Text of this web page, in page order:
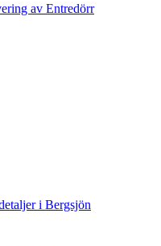
av Entredörr
i Bergsjön